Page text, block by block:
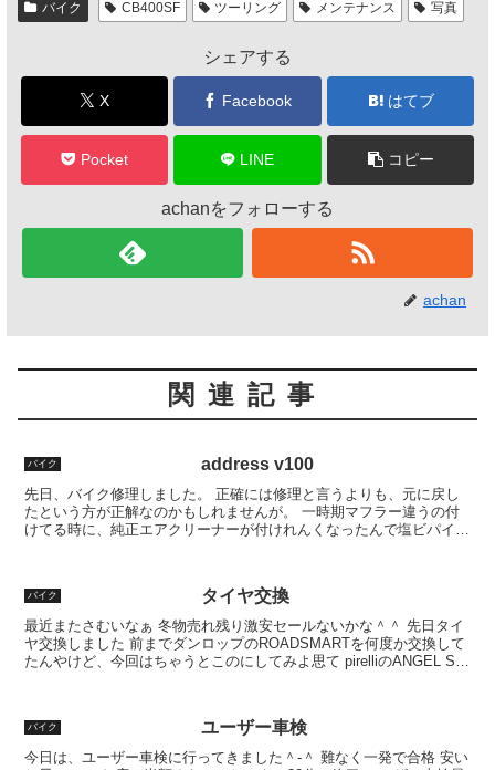
b
o
k
バイク CB400SF ツーリング メンテナンス 写真
シェアする
X Facebook はてブ
Pocket LINE コピー
achanをフォローする
achan
関連記事
バイク address v100
先日、バイク修理しました。 正確には修理と言うよりも、元に戻し
たという方が正解なのかもしれませんが。 一時期マフラー違うの付
けてる時に、純正エアクリーナーが付けれんくなったんで塩ビパイプ
バイク タイヤ交換
最近またさむいなぁ 冬物売れ残り激安セールないかな＾＾ 先日タイ
ヤ交換しました 前までダンロップのROADSMARTを何度か交換して
たんやけど、今回はちゃうとこのにしてみよ思て pirelliのANGEL ST
バイク ユーザー車検
今日は、ユーザー車検に行ってきました＾-＾ 難なく一発で合格 安い